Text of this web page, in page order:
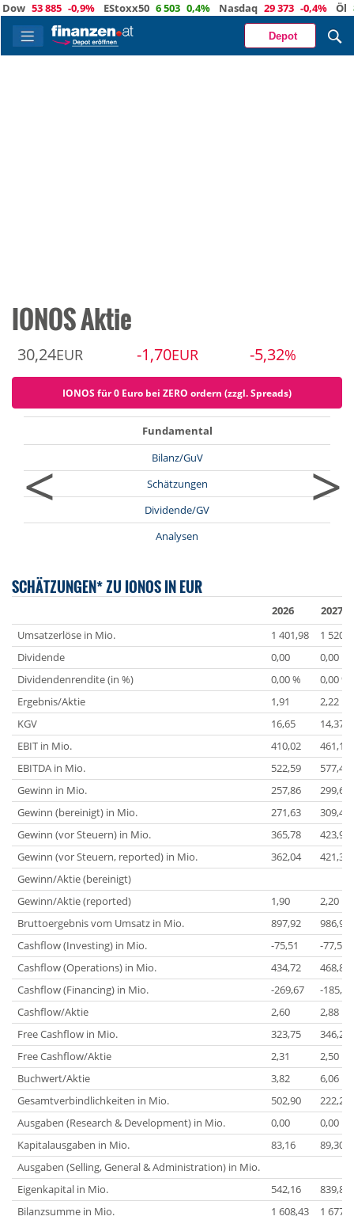
53 885 -0,9% EStoxx50 6 503 0,4% Nasdaq 29 373 -0,4% Öl
Depot
IONOS Aktie
30,24EUR -1,70EUR -5,32%
IONOS für 0 Euro bei ZERO ordern (zzgl. Spreads)
<
Fundamental
Bilanz/GuV
Schätzungen
Dividende/GV
Analysen
>
SCHÄTZUNGEN* ZU IONOS IN EUR
2026
2027
Umsatzerlöse in Mio.
1 401,98
1
Dividende
0,00
0,00
Dividendenrendite (in %)
0,00 %
0,00 %
Ergebnis/Aktie
1,91
2,22
KGV
16,65
14,37
EBIT in Mio.
410,02
461,17
EBITDA in Mio.
522,59
577,41
Gewinn in Mio.
257,86
299,69
Gewinn (bereinigt) in Mio.
271,63
309,43
Gewinn (vor Steuern) in Mio.
365,78
423,93
Gewinn (vor Steuern, reported) in Mio.
362,04
421,38
Gewinn/Aktie (bereinigt)
Gewinn/Aktie (reported)
1,90
2,20
Bruttoergebnis vom Umsatz in Mio.
897,92
986,99
Cashflow (Investing) in Mio.
-75,51
-77,51
Cashflow (Operations) in Mio.
434,72
468,80
Cashflow (Financing) in Mio.
-269,67
-185,33
Cashflow/Aktie
2,60
2,88
Free Cashflow in Mio.
323,75
346,25
Free Cashflow/Aktie
2,31
2,50
Buchwert/Aktie
3,82
6,06
Gesamtverbindlichkeiten in Mio.
502,90
222,20
Ausgaben (Research & Development) in Mio.
0,00
0,00
Kapitalausgaben in Mio.
83,16
89,30
Ausgaben (Selling, General & Administration) in Mio.
Eigenkapital in Mio.
542,16
839,87
Bilanzsumme in Mio.
1 608,43
1